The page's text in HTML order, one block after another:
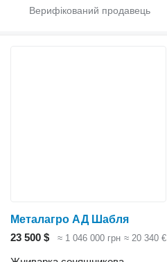
Металагро АД Шабля
23 500 $
≈ 1 046 000 грн ≈ 20 340 €